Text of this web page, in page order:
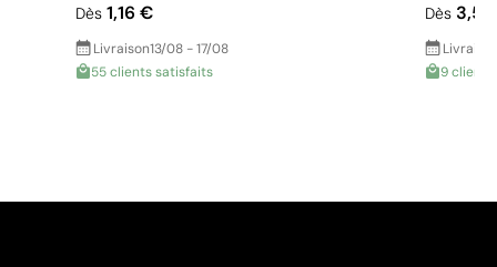
Dès 1,16 €
Livraison13/08 - 17/08
55 clients satisfaits
Dès
9